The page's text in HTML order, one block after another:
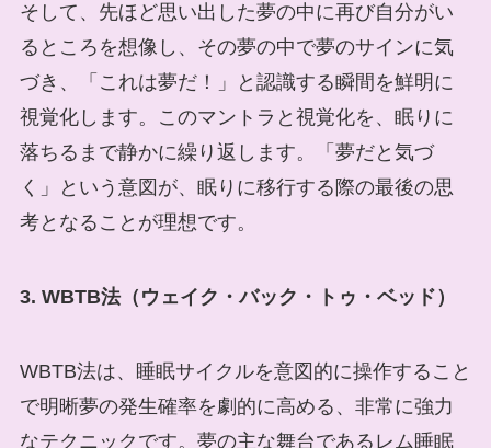
そして、先ほど思い出した夢の中に再び自分がい
るところを想像し、その夢の中で夢のサインに気
づき、「これは夢だ！」と認識する瞬間を鮮明に
視覚化します。このマントラと視覚化を、眠りに
落ちるまで静かに繰り返します。「夢だと気づ
く」という意図が、眠りに移行する際の最後の思
考となることが理想です。
3. WBTB法（ウェイク・バック・トゥ・ベッド）
WBTB法は、睡眠サイクルを意図的に操作すること
で明晰夢の発生確率を劇的に高める、非常に強力
なテクニックです。夢の主な舞台であるレム睡眠